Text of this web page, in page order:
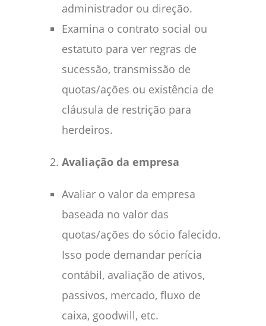
administrador ou direção.
Examina o contrato social ou
estatuto para ver regras de
sucessão, transmissão de
quotas/ações ou existência de
cláusula de restrição para
herdeiros.
Avaliação da empresa
Avaliar o valor da empresa
baseada no valor das
quotas/ações do sócio falecido.
Isso pode demandar perícia
contábil, avaliação de ativos,
passivos, mercado, fluxo de
caixa, goodwill, etc.